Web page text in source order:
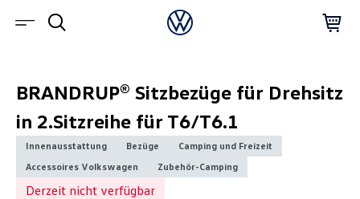
BRANDRUP® Sitzbezüge für Drehsitz
in 2.Sitzreihe für T6/T6.1
Innenausstattung Bezüge
Camping und Freizeit
Accessoires Volkswagen
Zubehör-Camping
Derzeit nicht verfügbar